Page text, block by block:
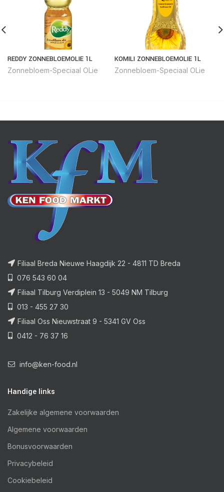
REDDY ZONNEBLOEMOLIE 1L
Zonnebloem-Speciaal OLie
KOMILI ZONNEBLOEMOLIE 1L
Zonnebloem-Speciaal OLie
Filiaal Breda Nieuwe Haagdijk 22 - 4811 TD Breda
076 543 60 04
Filiaal Tilburg Verdiplein 13 - 5049 NM Tilburg
013 - 455 27 30
Filiaal Oss Nieuwstraat 9 - 5341 GV Oss
0412 - 76 37 16
info@ken-food.nl
Handige links
Zakelijke algemene voorwaarden
Algemene voorwaarden
Bonusvoorwaarden
Privacybeleid
Cookiebeleid